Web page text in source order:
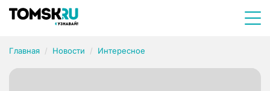
Главная Новости Интересное